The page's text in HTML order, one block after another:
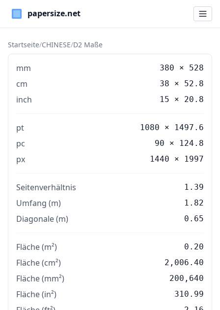
Paper Sizes
Startseite/CHINESE/D2 Maße
mm 380 × 528
cm 38 × 52.8
inch 15 × 20.8
pt 1080 × 1497.6
pc 90 × 124.8
px 1440 × 1997
Seitenverhältnis 1.39
Umfang (m) 1.82
Diagonale (m) 0.65
Fläche (m²) 0.20
Fläche (cm²) 2,006.40
Fläche (mm²) 200,640
Fläche (in²) 310.99